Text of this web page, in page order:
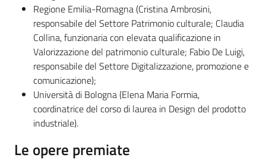
Regione Emilia-Romagna (Cristina Ambrosini,
responsabile del Settore Patrimonio culturale; Claudia
Collina, funzionaria con elevata qualificazione in
Valorizzazione del patrimonio culturale; Fabio De Luigi,
responsabile del Settore Digitalizzazione, promozione e
comunicazione);
Università di Bologna (Elena Maria Formia,
coordinatrice del corso di laurea in Design del prodotto
industriale).
Le opere premiate